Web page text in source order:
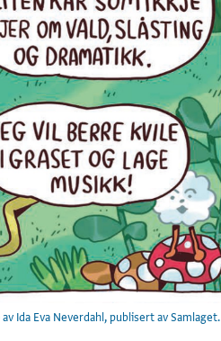
Ida Eva Neverdahl, publisert av Samlaget.